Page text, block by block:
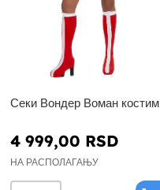
Секи Вондер Воман костим
4 999,00 RSD
НА РАСПОЛАГАЊУ